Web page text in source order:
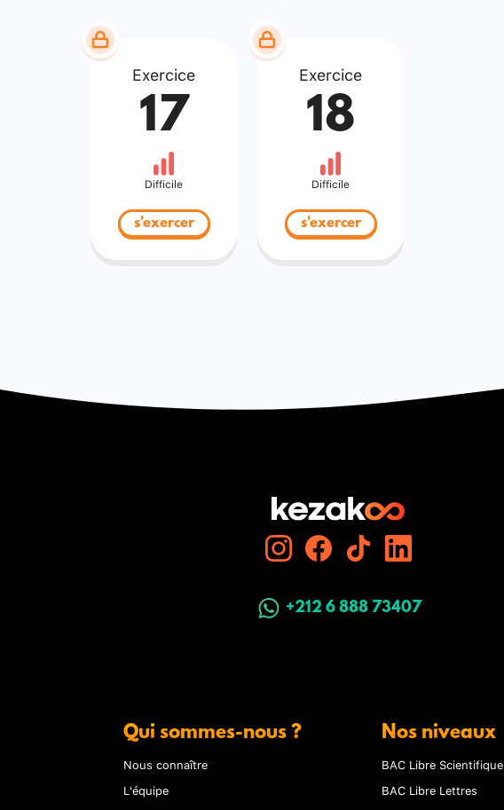
Exercice
17
Difficile
s'exercer
Exercice
18
Difficile
s'exercer
+212 6 888 73407
Qui sommes-nous ?
Nous connaître
L'équipe
Nos niveaux
BAC Libre Scientifique
BAC Libre Lettres